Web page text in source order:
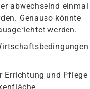
abwechselnd einmal
Genauso könnte
werden.
Errichtung und Pflege